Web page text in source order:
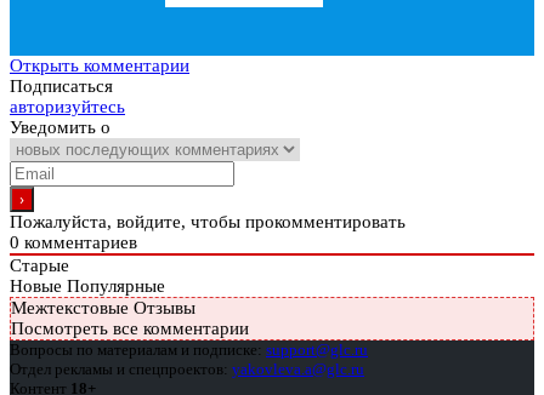
Открыть комментарии
Подписаться
авторизуйтесь
Уведомить о
Пожалуйста, войдите, чтобы прокомментировать
0 комментариев
Старые
Новые Популярные
Межтекстовые Отзывы
Посмотреть все комментарии
Вопросы по материалам и подписке: support@glc.ru
Отдел рекламы и спецпроектов: yakovleva.a@glc.ru
Контент 18+